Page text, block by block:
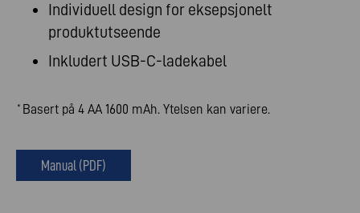
Individuell design for eksepsjonelt
produktutseende
Inkludert USB-C-ladekabel
* Basert på 4 AA 1600 mAh. Ytelsen kan variere.
Manual (PDF)